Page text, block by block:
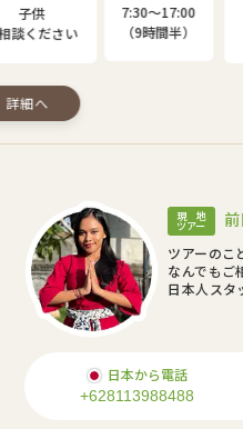
）
（13~80 歳）
Rp.2,000,000
(
現 地
ツアー
ツアーのこ
なんでもご
日本人スタ
日本から電話
+628113988488